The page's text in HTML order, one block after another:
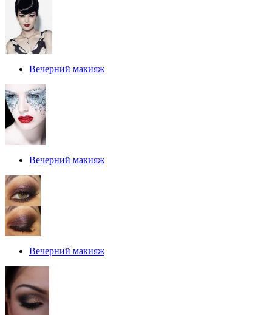
Вечерний макияж
Вечерний макияж
Вечерний макияж